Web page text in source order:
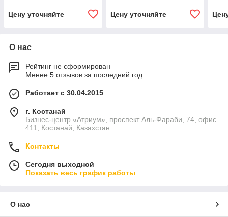
Цену уточняйте Цену уточняйте
О нас
Рейтинг не сформирован
Менее 5 отзывов за последний год
Работает с 30.04.2015
г. Костанай
Бизнес-центр «Атриум», проспект Аль-Фараби, 74, офис
411, Костанай, Казахстан
Контакты
Сегодня выходной
Показать весь график работы
О нас